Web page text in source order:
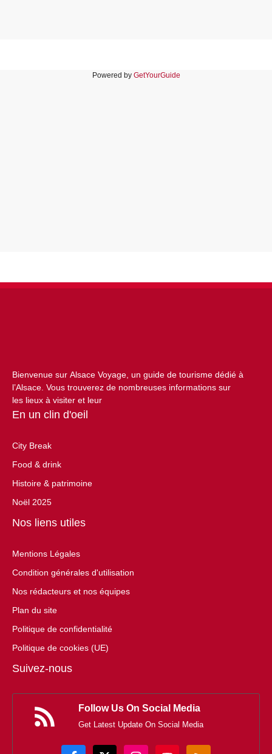
Powered by GetYourGuide
Bienvenue sur Alsace Voyage, un guide de tourisme dédié à
l’Alsace. Vous trouverez de nombreuses informations sur
les lieux à visiter et leur
En un clin d'oeil
City Break
Food & drink
Histoire & patrimoine
Noël 2025
Nos liens utiles
Mentions Légales
Condition générales d'utilisation
Nos rédacteurs et nos équipes
Plan du site
Politique de confidentialité
Politique de cookies (UE)
Suivez-nous
Follow Us On Social Media
Get Latest Update On Social Media